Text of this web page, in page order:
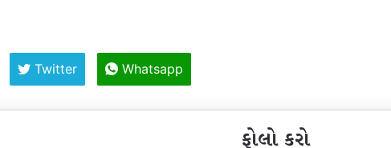
Twitter Whatsapp
ફોલો કરો